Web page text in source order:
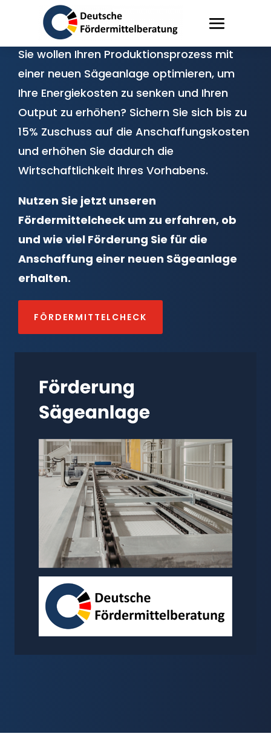
Förderung Sägeanlage
Sie wollen Ihren Produktionsprozess mit
einer neuen Sägeanlage optimieren, um
Ihre Energiekosten zu senken und Ihren
Output zu erhöhen? Sichern Sie sich bis zu
15% Zuschuss auf die Anschaffungskosten
und erhöhen Sie dadurch die
Wirtschaftlichkeit Ihres Vorhabens.
Nutzen Sie jetzt unseren
Fördermittelcheck um zu erfahren, ob
und wie viel Förderung Sie für die
Anschaffung einer neuen Sägeanlage
erhalten.
FÖRDERMITTELCHECK